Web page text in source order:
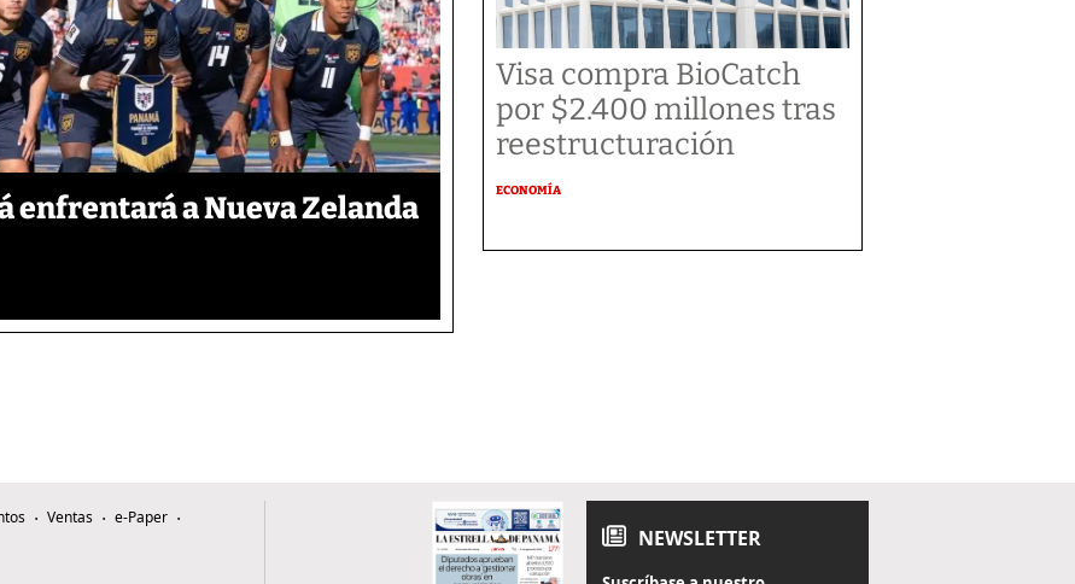
enfrentará a Nueva Zelanda
Visa compra BioCatch
por $2.400 millones tras
reestructuración
ECONOMÍA
Ventas
e-Paper
NEWSLETTER